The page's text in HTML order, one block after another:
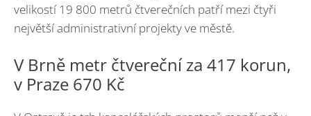
velikostí 19 800 metrů čtverečních patří mezi čtyři
největší administrativní projekty ve městě.
V Brně metr čtvereční za 417 korun,
v Praze 670 Kč